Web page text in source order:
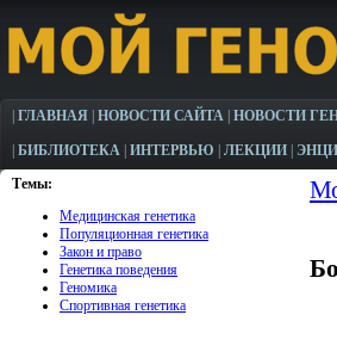
ГЛАВНАЯ НОВОСТИ САЙТА НОВОСТИ
БИБЛИОТЕКА ИНТЕРВЬЮ ЛЕКЦИИ
Темы:
Медицинская генетика
Популяционная генетика
Закон и право
Генетика поведения
Геномика
Спортивная генетика